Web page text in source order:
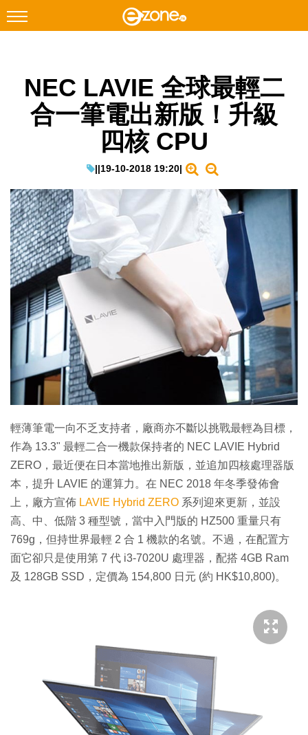
Facebook Instagram
科技焦點
教學評測
EduTech
IT Times
生成式AI與雲端應用
Enterprise Digital Transformation
特集
NEC LAVIE 全球最輕二
合一筆電出新版！升級
四核 CPU
||19-10-2018 19:20|
輕薄筆電一向不乏支持者，廠商亦不斷以挑戰最輕為目標，
作為 13.3" 最輕二合一機款保持者的 NEC LAVIE Hybrid
ZERO，最近便在日本當地推出新版，並追加四核處理器版
本，提升 LAVIE 的運算力。在 NEC 2018 年冬季發佈會
上，廠方宣佈 LAVIE Hybrid ZERO 系列迎來更新，並設
高、中、低階 3 種型號，當中入門版的 HZ500 重量只有
769g，但持世界最輕 2 合 1 機款的名號。不過，在配置方
面它卻只是使用第 7 代 i3-7020U 處理器，配搭 4GB Ram
及 128GB SSD，定價為 154,800 日元 (約 HK$10,800)。